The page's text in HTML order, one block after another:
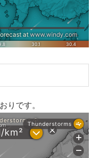
りです。